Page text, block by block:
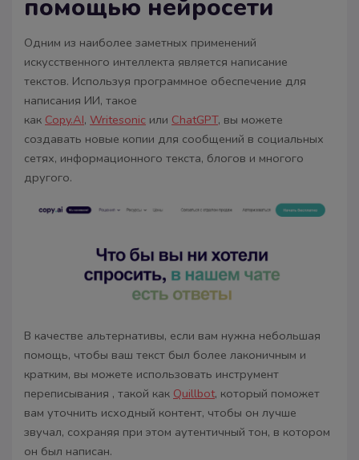
помощью нейросети
Одним из наиболее заметных применений
искусственного интеллекта является написание
текстов. Используя программное обеспечение для
написания ИИ, такое
как Copy.AI, Writesonic или ChatGPT, вы можете
создавать новые копии для сообщений в социальных
сетях, информационного текста, блогов и многого
другого.
В качестве альтернативы, если вам нужна небольшая
помощь, чтобы ваш текст был более лаконичным и
кратким, вы можете использовать инструмент
переписывания , такой как Quillbot, который поможет
вам уточнить исходный контент, чтобы он лучше
звучал, сохраняя при этом аутентичный тон, в котором
он был написан.